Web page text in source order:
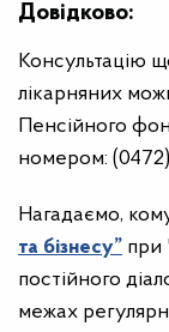
Довідково:
Консультацію
лікарняних
Пенсійного
номером:
Нагадаємо,
та бізнесу” при
постійного
межах